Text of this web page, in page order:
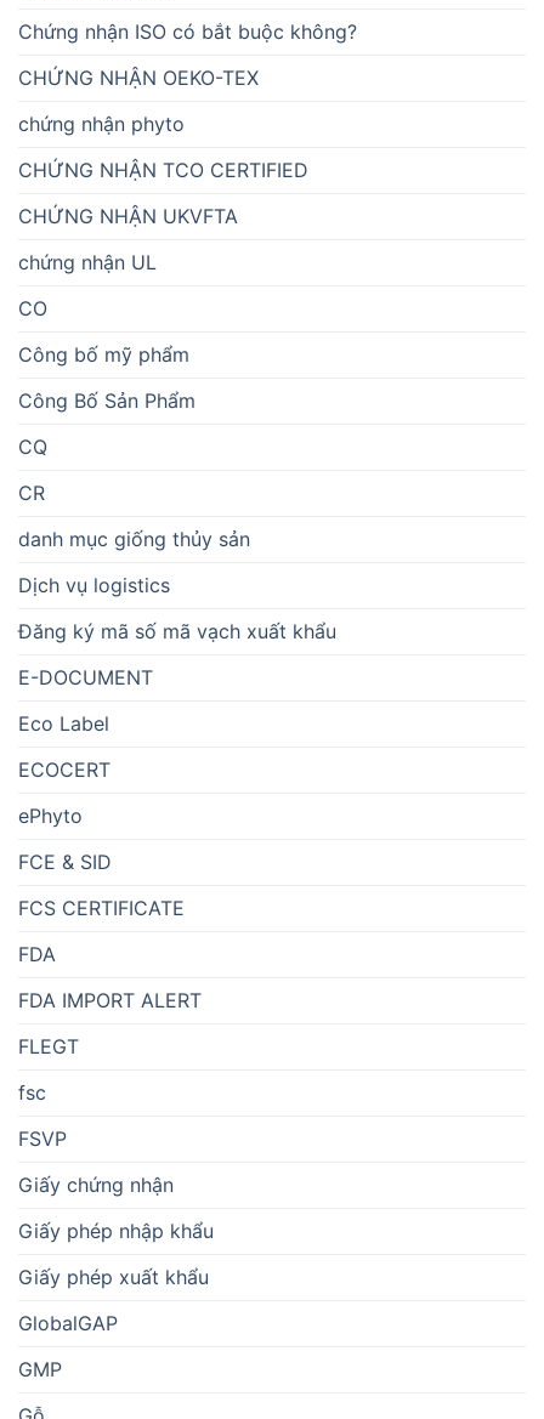
Chứng nhận ISO có bắt buộc không?
CHỨNG NHẬN OEKO-TEX
chứng nhận phyto
CHỨNG NHẬN TCO CERTIFIED
CHỨNG NHẬN UKVFTA
chứng nhận UL
CO
Công bố mỹ phẩm
Công Bố Sản Phẩm
CQ
CR
danh mục giống thủy sản
Dịch vụ logistics
Đăng ký mã số mã vạch xuất khẩu
E-DOCUMENT
Eco Label
ECOCERT
ePhyto
FCE & SID
FCS CERTIFICATE
FDA
FDA IMPORT ALERT
FLEGT
fsc
FSVP
Giấy chứng nhận
Giấy phép nhập khẩu
Giấy phép xuất khẩu
GlobalGAP
GMP